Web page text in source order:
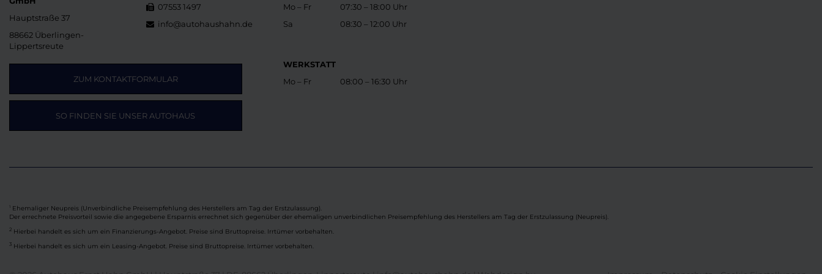
Hauptstraße 37
88662 Überlingen-
Lippertsreute
07553 1497
info@autohaushahn.de
ZUM KONTAKTFORMULAR
SO FINDEN SIE UNSER AUTOHAUS
Mo – Fr
Sa
07:30 – 18:00 Uhr
08:30 – 12:00 Uhr
WERKSTATT
Mo – Fr
08:00 – 16:30 Uhr
Ehemaliger Neupreis (Unverbindliche Preisempfehlung des Herstellers am Tag der Erstzulassung).
Der errechnete Preisvorteil sowie die angegebene Ersparnis errechnet sich gegenüber der ehemaligen unverbindlichen Preisempfehlung des Herstellers am Tag der Erstzulassung (Neupreis).
2 Hierbei handelt es sich um ein Finanzierungs-Angebot. Preise sind Bruttopreise. Irrtümer vorbehalten.
3 Hierbei handelt es sich um ein Leasing-Angebot. Preise sind Bruttopreise. Irrtümer vorbehalten.